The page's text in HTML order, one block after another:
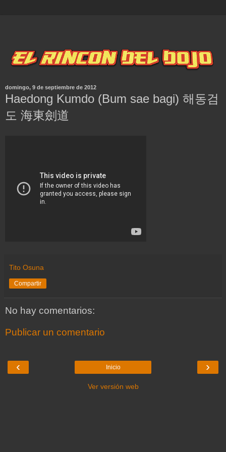
domingo, 9 de septiembre de 2012
Haedong Kumdo (Bum sae bagi) 해동검
도 海東劍道
Tito Osuna
Compartir
No hay comentarios:
Publicar un comentario
‹ ›
Inicio
Ver versión web